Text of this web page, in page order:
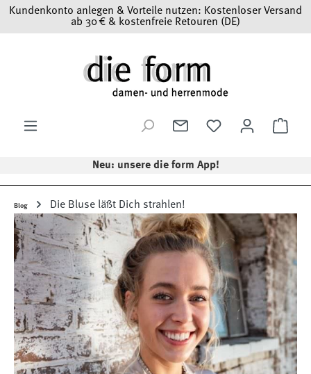
Zum Hauptinhalt springen
Kundenkonto anlegen & Vorteile nutzen: Kostenloser Versand
ab 30 € & kostenfreie Retouren (DE)
Neu: unsere die form App!
Blog Die Bluse läßt Dich strahlen!